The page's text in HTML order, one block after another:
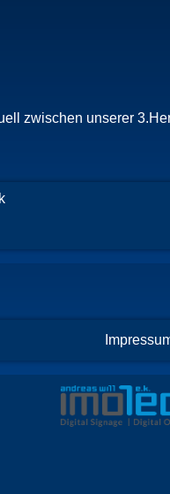
zwischen unserer